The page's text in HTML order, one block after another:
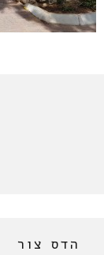
הדס צור